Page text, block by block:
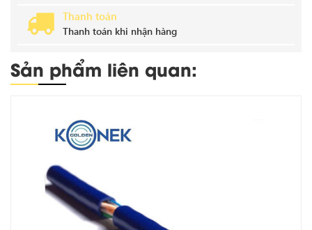
Thanh toán
Thanh toán khi nhận hàng
Sản phẩm liên quan: